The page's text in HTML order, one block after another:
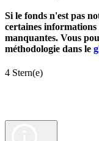
Si le fonds n'est pas
certaines
manquantes. Vous
méthodologie dans le
4 Stern(e)